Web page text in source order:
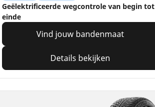
Geëlektrificeerde wegcontrole van begin tot
einde
Vind jouw bandenmaat
Details bekijken